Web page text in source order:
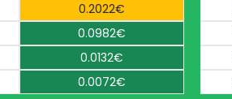
0.2022€
0.0982€
0.0132€
0.0072€